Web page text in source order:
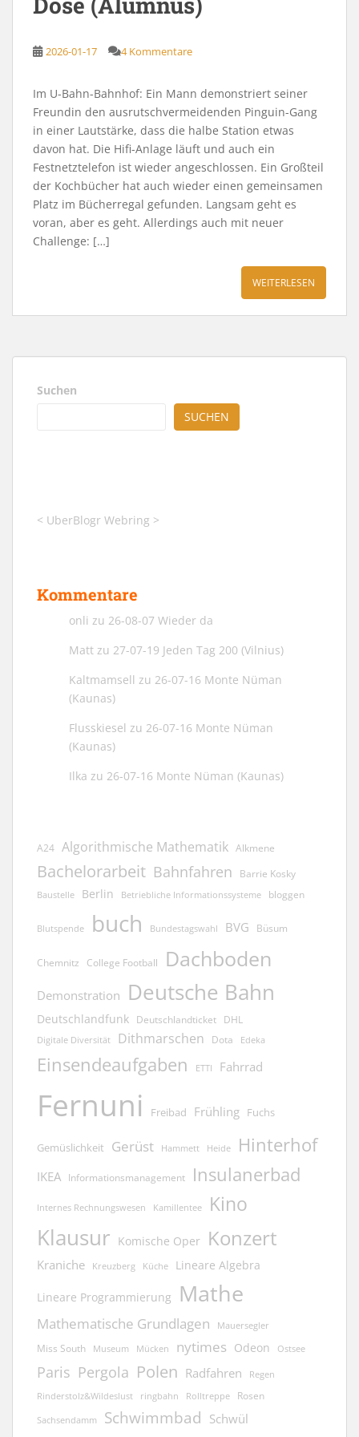
2026-01-17 4 Kommentare
Im U-Bahn-Bahnhof: Ein Mann demonstriert seiner
Freundin den ausrutschvermeidenden Pinguin-Gang
in einer Lautstärke, dass die halbe Station etwas
davon hat. Die Hifi-Anlage läuft und auch ein
Festnetztelefon ist wieder angeschlossen. Ein Großteil
der Kochbücher hat auch wieder einen gemeinsamen
Platz im Bücherregal gefunden. Langsam geht es
voran, aber es geht. Allerdings auch mit neuer
Challenge: […]
WEITERLESEN
Suchen
SUCHEN
< UberBlogr Webring >
Kommentare
onli zu 26-08-07 Wieder da
Matt zu 27-07-19 Jeden Tag 200 (Vilnius)
Kaltmamsell zu 26-07-16 Monte Nüman
(Kaunas)
Flusskiesel zu 26-07-16 Monte Nüman
(Kaunas)
Ilka zu 26-07-16 Monte Nüman (Kaunas)
A24 Algorithmische Mathematik Alkmene
Bachelorarbeit Bahnfahren Barrie Kosky
Baustelle Berlin Betriebliche Informationssysteme bloggen
Blutspende buch Bundestagswahl BVG Büsum
Chemnitz College Football Dachboden
Demonstration Deutsche Bahn
Deutschlandfunk Deutschlandticket DHL
Digitale Diversität Dithmarschen Dota Edeka
Einsendeaufgaben ETTI Fahrrad
Fernuni Freibad Frühling Fuchs
Gemüslichkeit Gerüst Hammett Heide Hinterhof
IKEA Informationsmanagement Insulanerbad
Internes Rechnungswesen Kamillentee Kino
Klausur Komische Oper Konzert
Kraniche Kreuzberg Küche Lineare Algebra
Lineare Programmierung Mathe
Mathematische Grundlagen Mauersegler
Miss South Museum Mücken nytimes Odeon Ostsee
Paris Pergola Polen Radfahren Regen
Rinderstolz&Wildeslust ringbahn Rolltreppe Rosen
Sachsendamm Schwimmbad Schwül